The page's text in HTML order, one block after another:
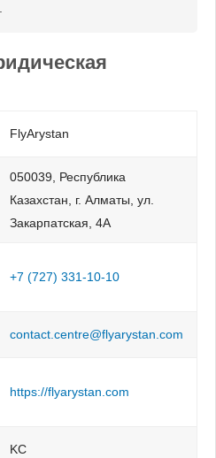
FlyArystan
050039, Республика
Казахстан, г. Алматы, ул.
Закарпатская, 4А
+7 (727) 331-10-10
contact.centre@flyarystan.com
https://flyarystan.com
KC